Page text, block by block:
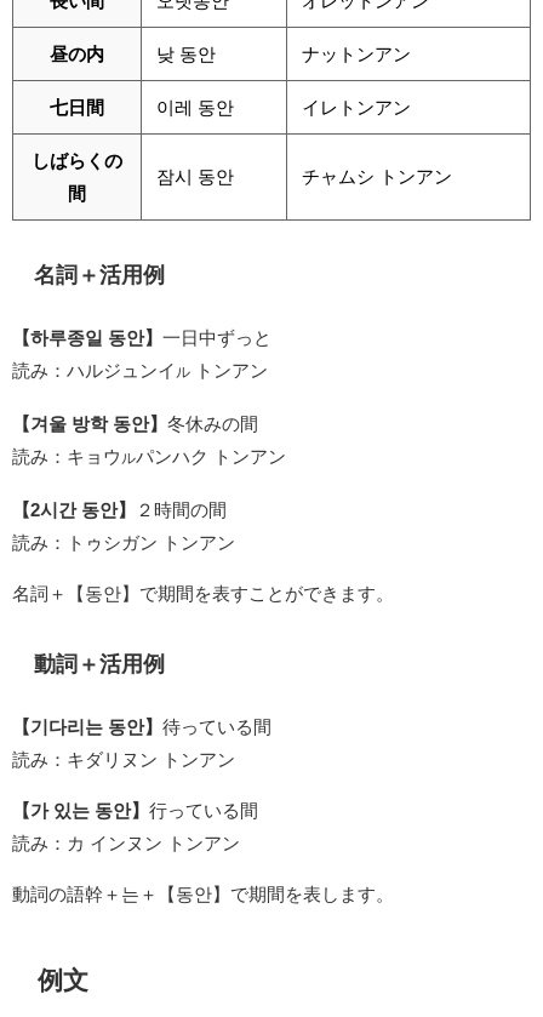
昼の内 낮 동안 ナットンアン
七日間 이레 동안 イレトンアン
しばらくの
間
잠시 동안 チャムシ トンアン
名詞＋活用例
【하루종일 동안】 一日中ずっと
読み：ハルジュンイ ル トンアン
【겨울 방학 동안】 冬休みの間
読み：キョウ ルパンハク トンアン
【2시간 동안】
２時間の間
読み：トゥシガン トンアン
名詞＋【동안】で期間を表すことができます。
動詞＋活用例
【기다리는 동안】 待っている間
読み：キダリヌン トンアン
【가 있는 동안】 行っている間
読み：カ インヌン トンアン
動詞の語幹＋는＋【동안】で期間を表します。
例文